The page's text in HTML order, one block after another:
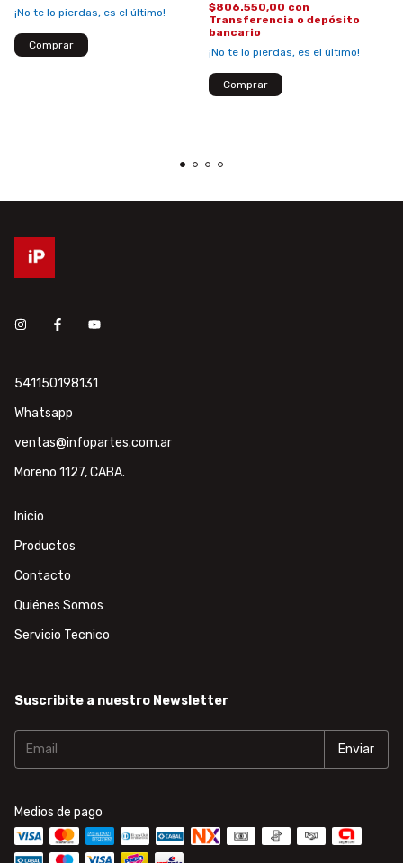
¡No te lo pierdas, es el último!
$806.550,00 con
Transferencia o depósito
bancario
¡No te lo pierdas, es el último!
541150198131
Whatsapp
ventas@infopartes.com.ar
Moreno 1127, CABA.
Inicio
Productos
Contacto
Quiénes Somos
Servicio Tecnico
Suscribite a nuestro Newsletter
Medios de pago